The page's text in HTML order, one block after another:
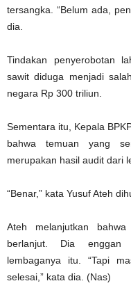
tersangka. “Belum ada,
dia.
Tindakan penyerobotan
sawit diduga menjadi
negara Rp 300 triliun.
Sementara itu, Kepala
bahwa temuan yang
merupakan hasil audit dari
“Benar,” kata Yusuf Ateh
Ateh melanjutkan
berlanjut. Dia enggan
lembaganya itu. “Tapi
selesai,” kata dia. (Nas)